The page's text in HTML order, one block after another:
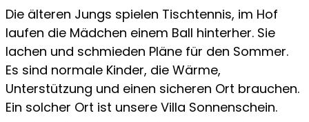
Die älteren Jungs spielen Tischtennis, im Hof
laufen die Mädchen einem Ball hinterher. Sie
lachen und schmieden Pläne für den Sommer.
Es sind normale Kinder, die Wärme,
Unterstützung und einen sicheren Ort brauchen.
Ein solcher Ort ist unsere Villa Sonnenschein.